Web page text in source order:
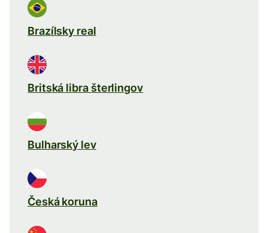
Brazílsky real
Britská libra šterlingov
Bulharský lev
Česká koruna